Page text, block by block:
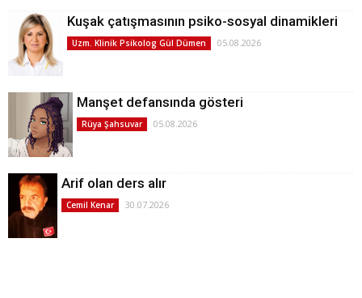
Kuşak çatışmasının psiko-sosyal dinamikleri
Uzm. Klinik Psikolog Gül Dümen 05.08.2026
Manşet defansında gösteri
Rüya Şahsuvar 05.08.2026
Arif olan ders alır
Cemil Kenar 30.07.2026